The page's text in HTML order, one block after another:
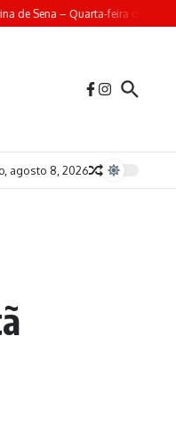
Sena – Quarta-feira da 4ª
agosto 8, 2026